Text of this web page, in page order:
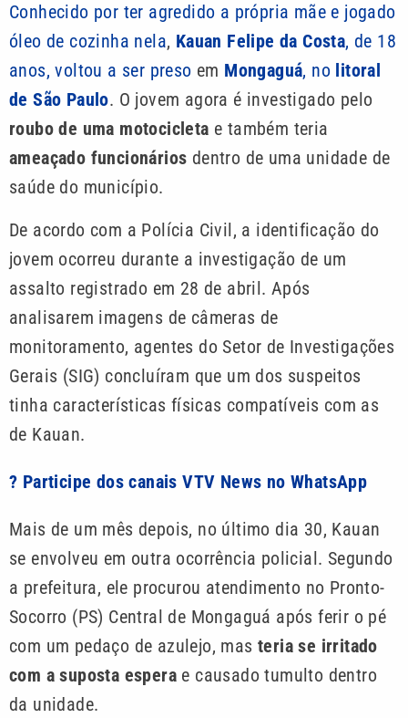
Conhecido por ter agredido a própria mãe e jogado
óleo de cozinha nela, Kauan Felipe da Costa, de 18
anos, voltou a ser preso em Mongaguá, no litoral
de São Paulo. O jovem agora é investigado pelo
roubo de uma motocicleta e também teria
ameaçado funcionários dentro de uma unidade de
saúde do município.
De acordo com a Polícia Civil, a identificação do
jovem ocorreu durante a investigação de um
assalto registrado em 28 de abril. Após
analisarem imagens de câmeras de
monitoramento, agentes do Setor de Investigações
Gerais (SIG) concluíram que um dos suspeitos
tinha características físicas compatíveis com as
de Kauan.
? Participe dos canais VTV News no WhatsApp
Mais de um mês depois, no último dia 30, Kauan
se envolveu em outra ocorrência policial. Segundo
a prefeitura, ele procurou atendimento no Pronto-
Socorro (PS) Central de Mongaguá após ferir o pé
com um pedaço de azulejo, mas teria se irritado
com a suposta espera e causado tumulto dentro
da unidade.